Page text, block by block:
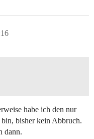
habe ich den nur
bisher kein Abbruch.
dann.